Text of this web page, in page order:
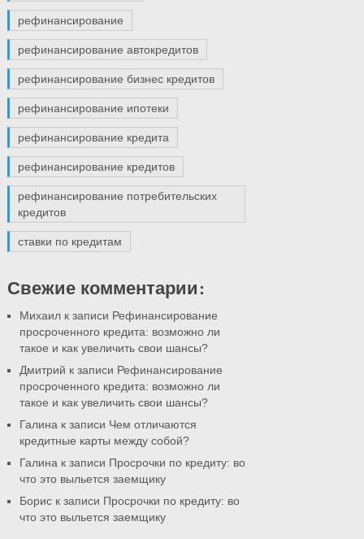
рефинансирование
рефинансирование автокредитов
рефинансирование бизнес кредитов
рефинансирование ипотеки
рефинансирование кредита
рефинансирование кредитов
рефинансирование потребительских
кредитов
ставки по кредитам
Свежие комментарии:
Михаилк записи Рефинансирование
просроченного кредита: возможно ли
такое и как увеличить свои шансы?
Дмитрий к записи Рефинансирование
просроченного кредита: возможно ли
такое и как увеличить свои шансы?
Галина к записи Чем отличаются
кредитные карты между собой?
Галина к записи Просрочки по кредиту: во
что это выльется заемщику
Бориск записи Просрочки по кредиту: во
что это выльется заемщику